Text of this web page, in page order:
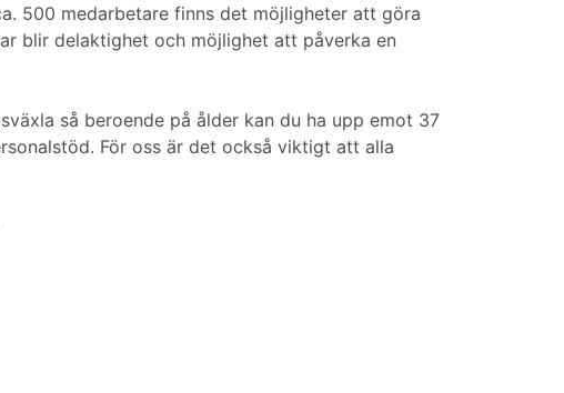
500 medarbetare finns det möjligheter att göra
blir delaktighet och möjlighet att påverka en
så beroende på ålder kan du ha upp emot 37
För oss är det också viktigt att alla